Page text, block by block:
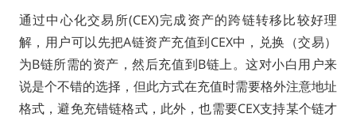
通过中心化交易所(CEX)完成资产的跨链转移比较好理
解，用户可以先把A链资产充值到CEX中，兑换（交易）
为B链所需的资产，然后充值到B链上。这对小白用户来
说是个不错的选择，但此方式在充值时需要格外注意地址
格式，避免充错链格式，此外，也需要CEX支持某个链才